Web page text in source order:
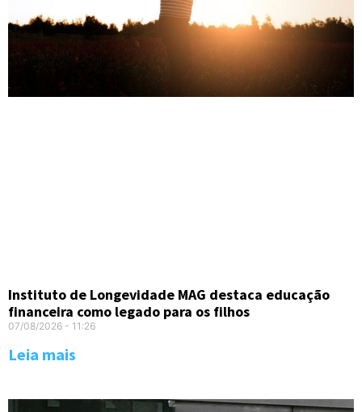
Instituto de Longevidade MAG destaca educação
financeira como legado para os filhos
07/08/2026 11:26
Leia mais